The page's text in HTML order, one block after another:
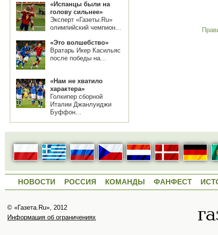
«Испанцы были на
голову сильнее»
Эксперт «Газеты.Ru»
олимпийский чемпион...
«Это волшебство»
Вратарь Икер Касильяс
после победы на...
«Нам не хватило
характера»
Голкипер сборной
Италии Джанлуиджи
Буффон...
НОВОСТИ РОССИЯ КОМАНДЫ ФАНФЕСТ
© «Газета.Ru», 2012
Информация об ограничениях